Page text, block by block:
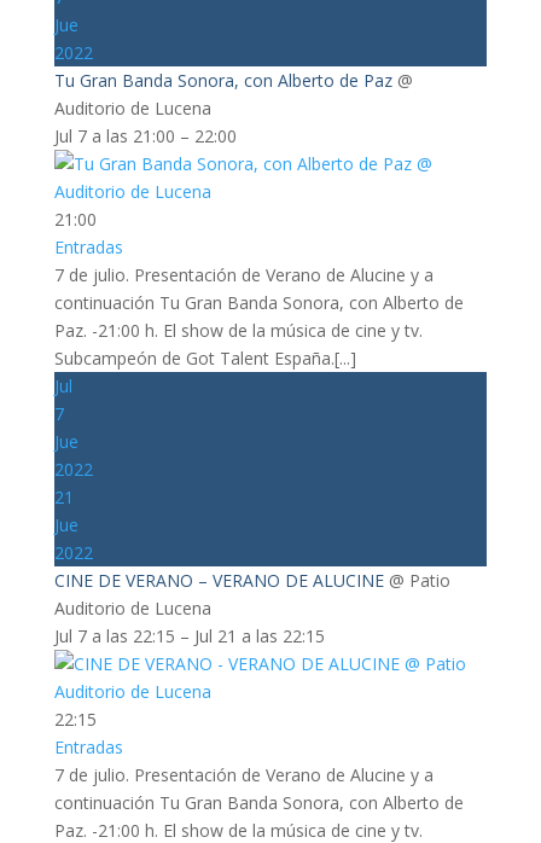
Jue
2022
Tu Gran Banda Sonora, con Alberto de Paz @
Auditorio de Lucena
Jul 7 a las 21:00 – 22:00
21:00
Entradas
7 de julio. Presentación de Verano de Alucine y a
continuación Tu Gran Banda Sonora, con Alberto de
Paz. -21:00 h. El show de la música de cine y tv.
Subcampeón de Got Talent España.[...]
Jul
7
Jue
2022
21
Jue
2022
CINE DE VERANO – VERANO DE ALUCINE @ Patio
Auditorio de Lucena
Jul 7 a las 22:15 – Jul 21 a las 22:15
22:15
Entradas
7 de julio. Presentación de Verano de Alucine y a
continuación Tu Gran Banda Sonora, con Alberto de
Paz. -21:00 h. El show de la música de cine y tv.